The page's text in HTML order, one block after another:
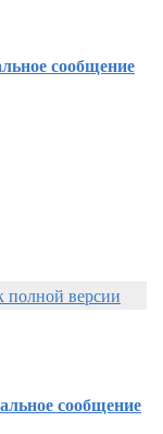
сообщение
полной версии
сообщение